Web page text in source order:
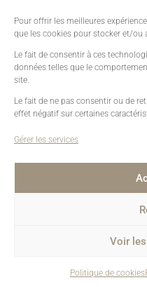
Pour offrir les meilleures
que les cookies pour stocker et/ou
Le fait de consentir à ces
données telles que le
site.
Le fait de ne pas consentir ou de
effet négatif sur certaines
Gérer les services
Voir
Politique de cookies
Prestations •